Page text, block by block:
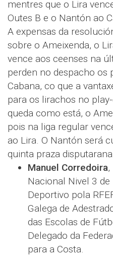
mentres que o Lira
Outes B e o Nantón ao
A expensas da
sobre o Ameixenda, o
vence aos ceenses na
perden no despacho os
Cabana, co que a
para os lirachos no
queda como está, o
pois na liga regular
ao Lira. O Nantón será
quinta praza
Manuel Corredoira,
Nacional Nivel 3
Deportivo pola
Galega de
das Escolas de
Delegado da
para a Costa.